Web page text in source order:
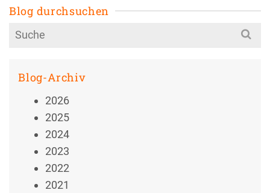
Blog durchsuchen
Search
for:
Blog-Archiv
2026
2025
2024
2023
2022
2021